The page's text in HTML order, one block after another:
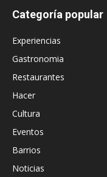
Categoría popular
Experiencias
Gastronomia
Restaurantes
Hacer
Cultura
Eventos
Barrios
Noticias